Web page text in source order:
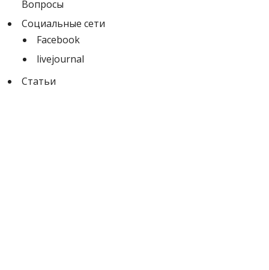
Вопросы
Социальные сети
Facebook
livejournal
Статьи